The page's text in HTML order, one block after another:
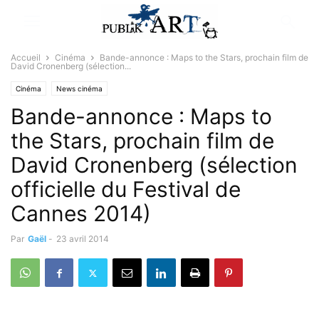
Accueil Cinéma
Bande-annonce : Maps to the Stars, prochain film de
David Cronenberg (sélection...
Cinéma News cinéma
Bande-annonce : Maps to
the Stars, prochain film de
David Cronenberg (sélection
officielle du Festival de
Cannes 2014)
Par Gaël - 23 avril 2014